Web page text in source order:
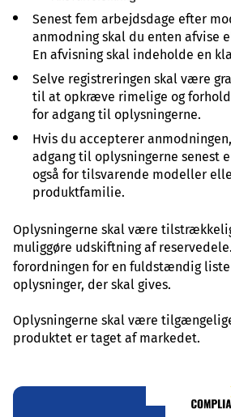
Senest fem arbejdsdage efter
anmodning skal du enten afvise
En afvisning skal indeholde en
Selve registreringen skal være
til at opkræve rimelige og
for adgang til oplysningerne.
Hvis du accepterer
adgang til oplysningerne senest
også for tilsvarende modeller
produktfamilie.
Oplysningerne skal være
muliggøre udskiftning af
forordningen for en fuldstændig
oplysninger, der skal gives.
Oplysningerne skal være
produktet er taget af markedet.